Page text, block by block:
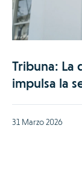
Tribuna: La
impulsa la
31 Marzo 2026